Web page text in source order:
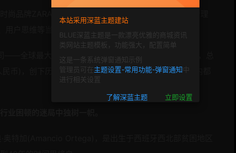
用户思维等当前盛行的企业变革新概念。
——全球最大的服装零售集团Inditex发布2016财年财报，总
币)，创下历史新高。旗下每个品牌在所有的地域市场内都
本站采用深蓝主题建站
BLUE深蓝主题是一款漂亮优雅的商城资讯
类网站主题模板，功能强大，配置简单
这是一条系统弹窗通知示例
管理员可在主题设置-常用功能-弹窗通知中
进行相关设置
了解深蓝主题 立即设置